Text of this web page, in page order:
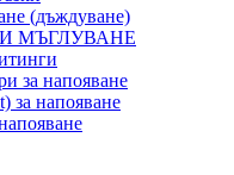
(дъждуване)
МЪГЛУВАНЕ
за напояване
за напояване